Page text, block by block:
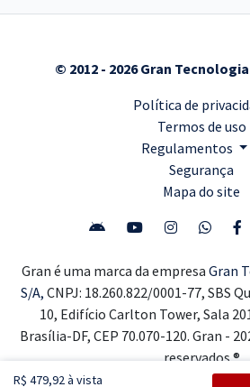
R$ 479,92 à vista
© 2012 - 2026 Gran
Política de
Termos de uso
Regulamentos
Segurança
Mapa do site
Gran é uma marca da empresa Gran
S/A, CNPJ: 18.260.822/0001-77, SBS
10, Edifício Carlton Tower, Sala
Brasília-DF, CEP 70.070-120. Gran -
reservados ®